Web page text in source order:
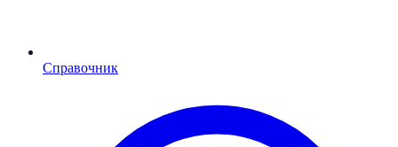
Справочник